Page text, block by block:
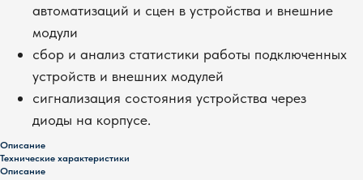
автоматизаций и сцен в устройства и внешние
модули
сбор и анализ статистики работы подключенных
устройств и внешних модулей
сигнализация состояния устройства через
диоды на корпусе.
Описание
Технические характеристики
Описание